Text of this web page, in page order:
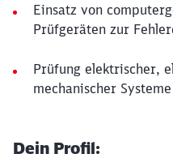
Einsatz von
Prüfgeräten zur
Prüfung elektrischer,
mechanischer Systeme
Dein Profil: